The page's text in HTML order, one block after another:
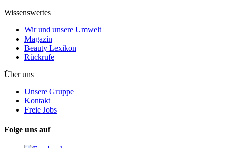
Wissenswertes
Wir und unsere Umwelt
Magazin
Beauty Lexikon
Rückrufe
Über uns
Unsere Gruppe
Kontakt
Freie Jobs
Folge uns auf